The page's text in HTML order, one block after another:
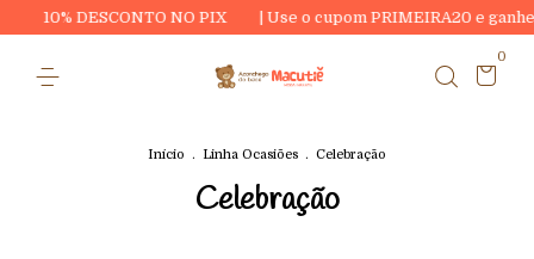
DESCONTO NO PIX | Use o cupom PRIMEIRA20 e ganhe
0
Início . Linha Ocasiões . Celebração
Celebração